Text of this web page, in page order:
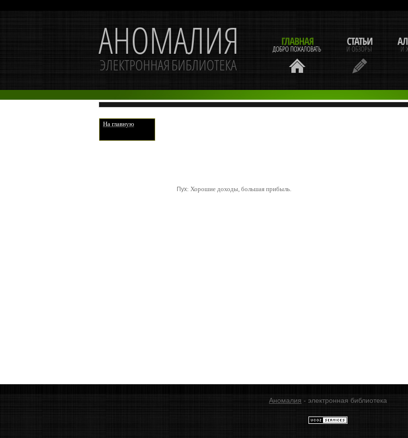
На главную
Пух: Хорошие доходы, большая прибыль.
Аномалия - электронная библиотека